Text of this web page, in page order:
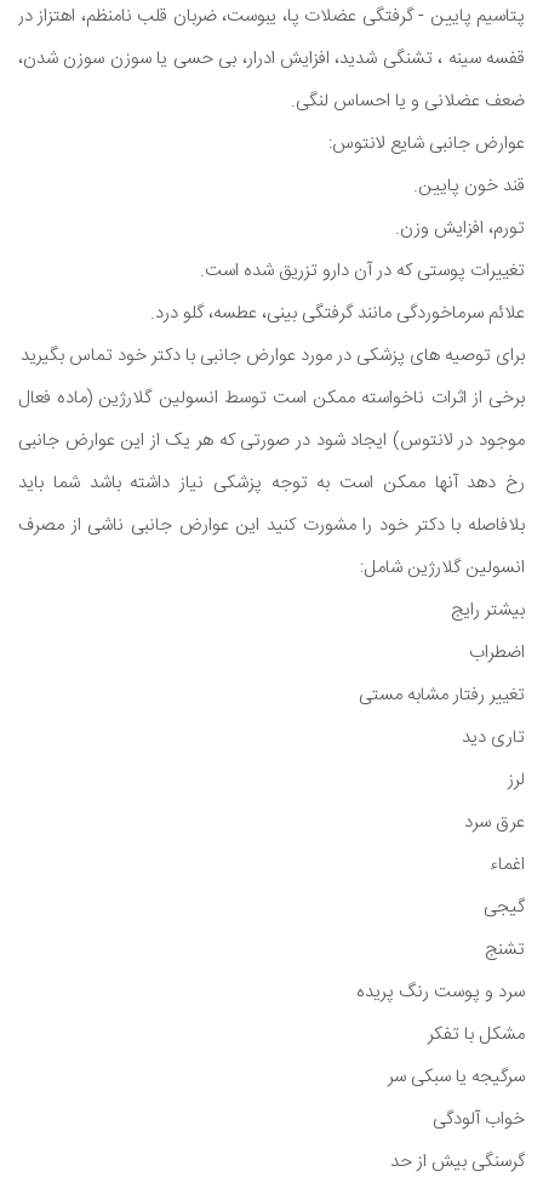
پتاسیم پایین - گرفتگی عضلات پا، یبوست، ضربان قلب نامنظم، اهتزاز در
قفسه سینه ، تشنگی شدید، افزایش ادرار، بی حسی یا سوزن سوزن شدن،
ضعف عضلانی و یا احساس لنگی.
عوارض جانبی شایع لانتوس:
قند خون پایین.
تورم، افزایش وزن.
تغییرات پوستی که در آن دارو تزریق شده است.
علائم سرماخوردگی مانند گرفتگی بینی، عطسه، گلو درد.
برای توصیه های پزشکی در مورد عوارض جانبی با دکتر خود تماس بگیرید
برخی از اثرات ناخواسته ممکن است توسط انسولین گلارژین (ماده فعال
موجود در لانتوس) ایجاد شود در صورتی که هر یک از این عوارض جانبی
رخ دهد آنها ممکن است به توجه پزشکی نیاز داشته باشد شما باید
بلافاصله با دکتر خود را مشورت کنید این عوارض جانبی ناشی از مصرف
انسولین گلارژین شامل:
بیشتر رایج
اضطراب
تغییر رفتار مشابه مستی
تاری دید
لرز
عرق سرد
اغماء
گیجی
تشنج
سرد و پوست رنگ پریده
مشکل با تفکر
سرگیجه یا سبکی سر
خواب آلودگی
گرسنگی بیش از حد